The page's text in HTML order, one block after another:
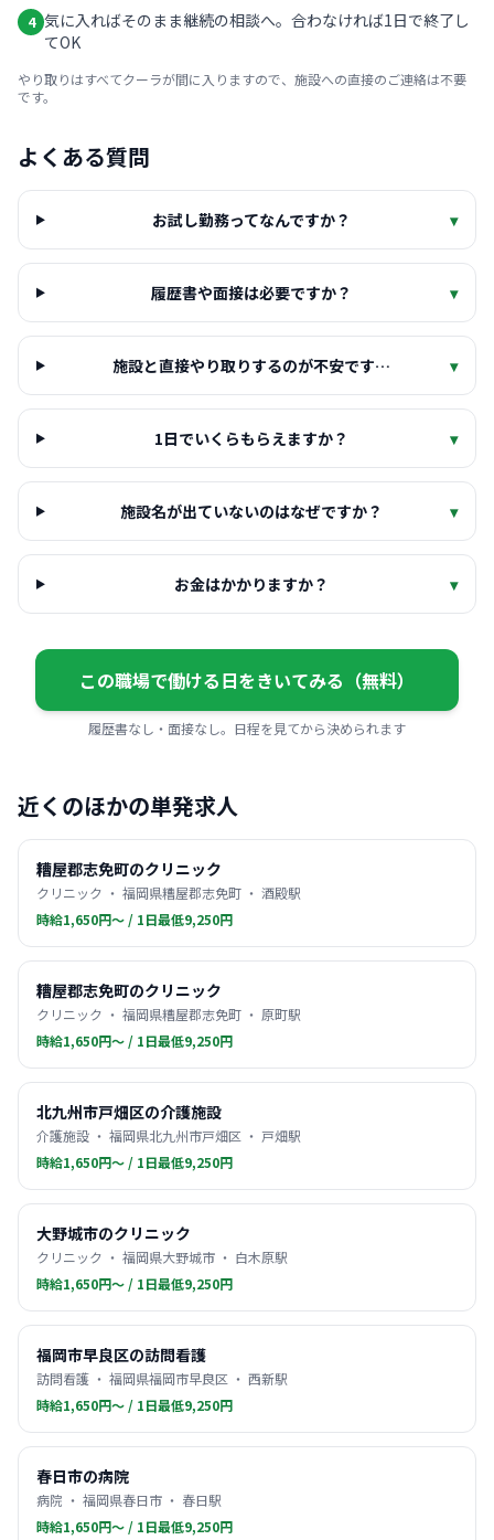
4 気に入ればそのまま継続の相談へ。合わなければ1日で終了し
てOK
やり取りはすべてクーラが間に入りますので、施設への直接のご連絡は不要
です。
よくある質問
お試し勤務ってなんですか？ ▾
履歴書や面接は必要ですか？ ▾
施設と直接やり取りするのが不安です… ▾
1日でいくらもらえますか？ ▾
施設名が出ていないのはなぜですか？ ▾
お金はかかりますか？ ▾
この職場で働ける日をきいてみる（無料）
履歴書なし・面接なし。日程を見てから決められます
近くのほかの単発求人
糟屋郡志免町のクリニック
クリニック ・ 福岡県糟屋郡志免町 ・ 酒殿駅
時給1,650円〜 / 1日最低9,250円
糟屋郡志免町のクリニック
クリニック ・ 福岡県糟屋郡志免町 ・ 原町駅
時給1,650円〜 / 1日最低9,250円
北九州市戸畑区の介護施設
介護施設 ・ 福岡県北九州市戸畑区 ・ 戸畑駅
時給1,650円〜 / 1日最低9,250円
大野城市のクリニック
クリニック ・ 福岡県大野城市 ・ 白木原駅
時給1,650円〜 / 1日最低9,250円
福岡市早良区の訪問看護
訪問看護 ・ 福岡県福岡市早良区 ・ 西新駅
時給1,650円〜 / 1日最低9,250円
春日市の病院
病院 ・ 福岡県春日市 ・ 春日駅
時給1,650円〜 / 1日最低9,250円